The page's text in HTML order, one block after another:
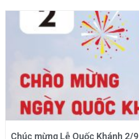
Chúc mừng Lễ Quốc Khánh 2/9